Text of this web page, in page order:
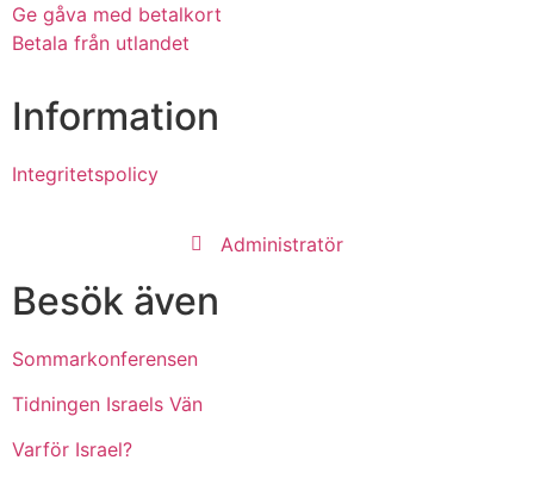
Ge gåva med betalkort
Betala från utlandet
Information
Integritetspolicy
Administratör
Besök även
Sommarkonferensen
Tidningen Israels Vän
Varför Israel?